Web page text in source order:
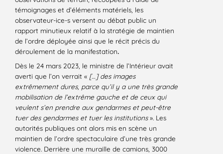
témoignages et d’éléments matériels, les
observateur-ice-s versent au débat public un
rapport minutieux relatif à la stratégie de maintien
de l’ordre déployée ainsi que le récit précis du
déroulement de la manifestation.
Dès le 24 mars 2023, le ministre de l’Intérieur avait
averti que l’on verrait « […] des images
extrêmement dures, parce qu’il y a une très grande
mobilisation de l’extrême gauche et de ceux qui
veulent s’en prendre aux gendarmes et peut-être
tuer des gendarmes et tuer les institutions». Les
autorités publiques ont alors mis en scène un
maintien de l’ordre spectaculaire d’une très grande
violence. Derrière une muraille de camions, 3000